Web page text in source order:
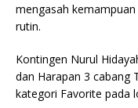
mengasah
rutin.
Kontingen Nurul
dan Harapan 3 cabang
kategori Favorite pada